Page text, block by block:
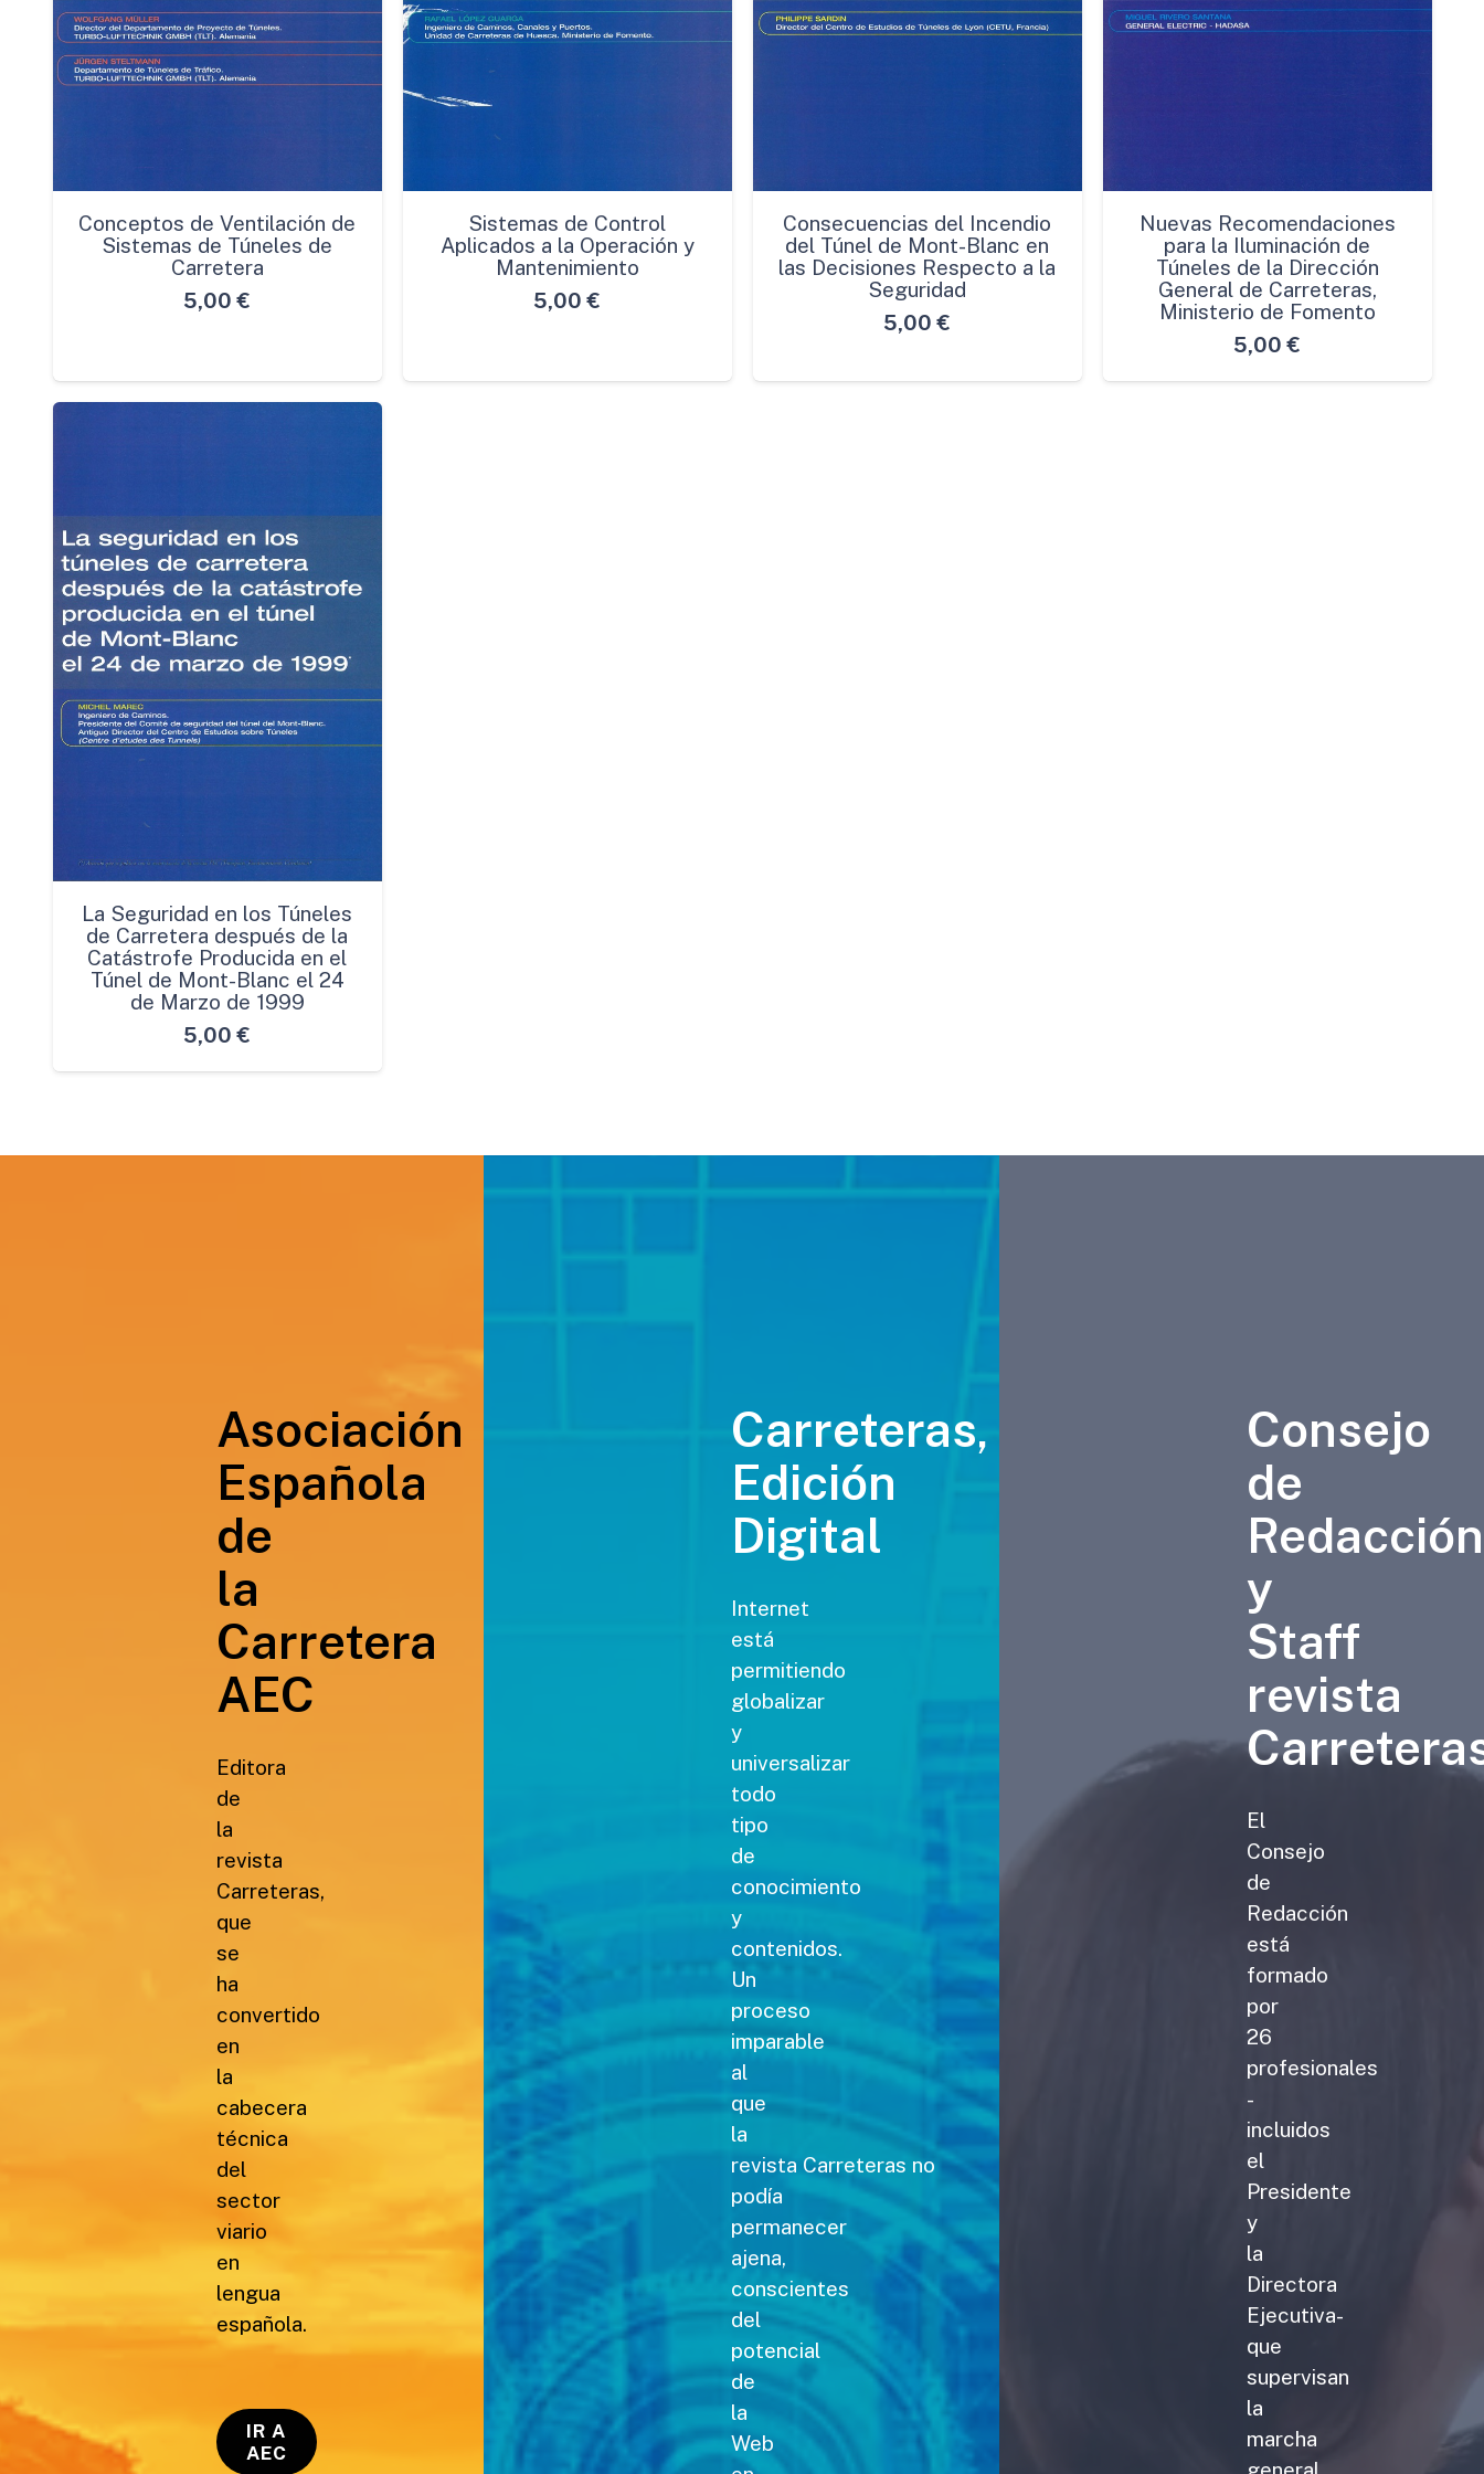
Conceptos de Ventilación de
Sistemas de Túneles de
Carretera
5,00 €
Sistemas de Control
Aplicados a la Operación y
Mantenimiento
5,00 €
Consecuencias del Incendio
del Túnel de Mont-Blanc en
las Decisiones Respecto a la
Seguridad
5,00 €
Nuevas Recomendaciones
para la Iluminación de
Túneles de la Dirección
General de Carreteras,
Ministerio de Fomento
5,00 €
La Seguridad en los Túneles
de Carretera después de la
Catástrofe Producida en el
Túnel de Mont-Blanc el 24
de Marzo de 1999
5,00 €
Asociación
Española
de
la
Carretera
AEC
Editora
de
la
revista
Carreteras,
que
se
ha
convertido
en
la
cabecera
técnica
del
sector
viario
en
lengua
española.
IR A
AEC
Carreteras,
Edición
Digital
Internet
está
permitiendo
globalizar
y
universalizar
todo
tipo
de
conocimiento
y
contenidos.
Un
proceso
imparable
al
que
la
revista Carreteras no
podía
permanecer
ajena,
conscientes
del
potencial
de
la
Web
Consejo
de
Redacción
y
Staff
revista
El
Consejo
de
Redacción
está
formado
por
26
profesionales
-
incluidos
el
Presidente
y
la
Directora
Ejecutiva-
que
supervisan
la
marcha